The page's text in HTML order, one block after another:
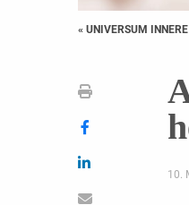
« UNIVERSUM
10.